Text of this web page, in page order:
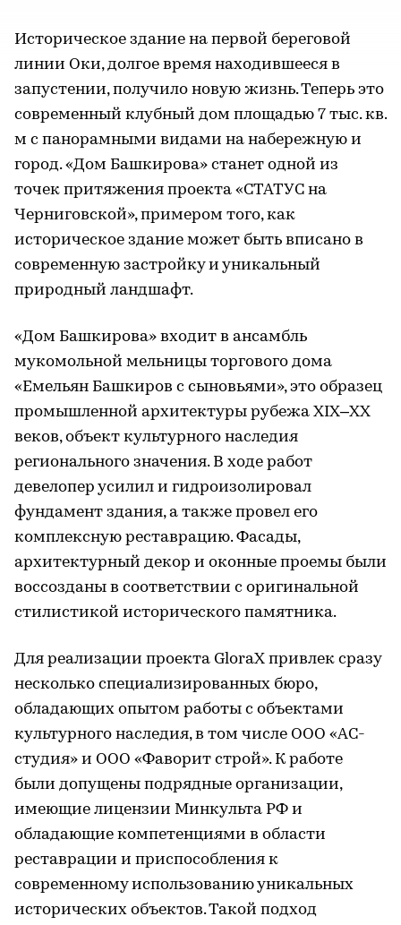
Историческое здание на первой береговой
линии Оки, долгое время находившееся в
запустении, получило новую жизнь. Теперь это
современный клубный дом площадью 7 тыс. кв.
м с панорамными видами на набережную и
город. «Дом Башкирова» станет одной из
точек притяжения проекта «СТАТУС на
Черниговской», примером того, как
историческое здание может быть вписано в
современную застройку и уникальный
природный ландшафт.
«Дом Башкирова» входит в ансамбль
мукомольной мельницы торгового дома
«Емельян Башкиров с сыновьями», это образец
промышленной архитектуры рубежа XIX–XX
веков, объект культурного наследия
регионального значения. В ходе работ
девелопер усилил и гидроизолировал
фундамент здания, а также провел его
комплексную реставрацию. Фасады,
архитектурный декор и оконные проемы были
воссозданы в соответствии с оригинальной
стилистикой исторического памятника.
Для реализации проекта GloraX привлек сразу
несколько специализированных бюро,
обладающих опытом работы с объектами
культурного наследия, в том числе ООО «АС-
студия» и ООО «Фаворит строй». К работе
были допущены подрядные организации,
имеющие лицензии Минкульта РФ и
обладающие компетенциями в области
реставрации и приспособления к
современному использованию уникальных
исторических объектов. Такой подход